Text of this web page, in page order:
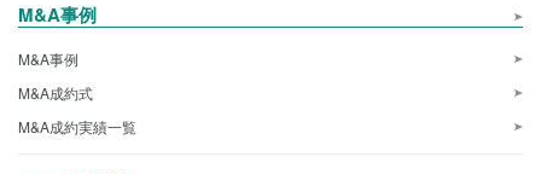
M&A事例
M&A事例
M&A成約式
M&A成約実績一覧